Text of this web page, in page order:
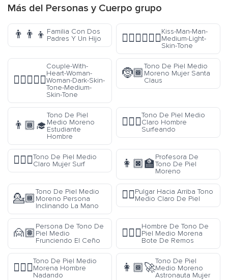
Más del Personas y Cuerpo grupo
👨‍👨‍👦 Familia Con Dos
Padres Y Un Hijo
👨🏼‍❤️‍💋‍👨🏼
Kiss-Man-Man-
Medium-Light-
Skin-Tone
👩🏿‍❤️‍👩🏽
Couple-With-
Heart-Woman-
Woman-Dark-Skin-
Tone-Medium-
Skin-Tone
🤶🏾
Tono De Piel Medio
Moreno Mujer Santa
Claus
👨🏾‍🎓
Tono De Piel
Medio Moreno
Estudiante
Hombre
🏄🏼‍♂️
Tono De Piel Medio
Claro Hombre
Surfeando
🏄🏼‍♀️Tono De Piel Medio
Claro Mujer Surf
👩🏿‍🏫
Profesora De
Tono De Piel
Moreno
💁🏾
Tono De Piel Medio
Moreno Persona
Inclinando La Mano
👍🏼Pulgar Hacia Arriba Tono
Medio Claro De Piel
🙍🏽
Persona De Tono De
Piel Medio
Frunciendo El Ceño
🚣🏾‍♂️
Hombre De Tono De
Piel Medio Morena
Bote De Remos
🏊🏾‍♂️
Tono De Piel Medio
Morena Hombre
Nadando
👩🏾‍🚀
Tono De Piel
Medio Moreno
Astronauta Mujer